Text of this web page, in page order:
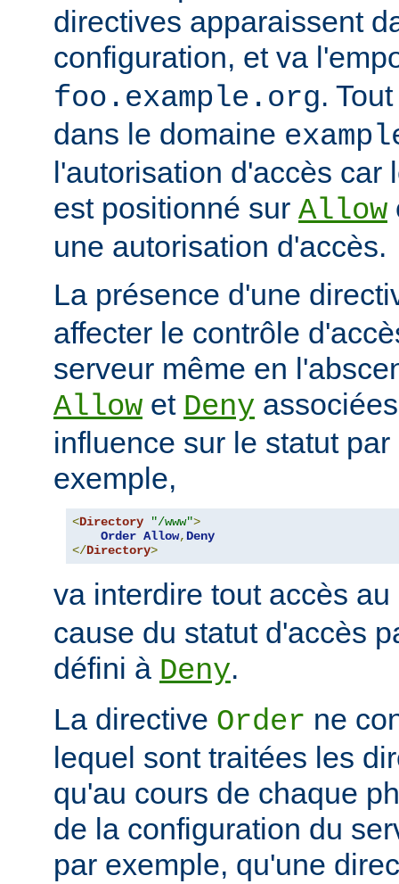
directives apparaissent
configuration, et va
foo.example.org.
dans le domaine
l'autorisation d'accès car
est positionné sur Allow
une autorisation d'accès.
La présence d'une
affecter le contrôle
serveur même en
Allow et Deny
influence sur le statut
exemple,
<Directory "/www">
Order Allow, Deny
</Directory>
va interdire tout accès
cause du statut d'accès
défini à Deny.
La directive Order ne
lequel sont traitées les
qu'au cours de chaque
de la configuration du
par exemple, qu'une